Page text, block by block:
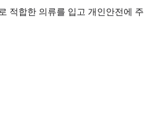
적합한 의류를 입고 개인안전에 주